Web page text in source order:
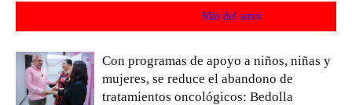
Más del autor
Con programas de apoyo a niños, niñas y
mujeres, se reduce el abandono de
tratamientos oncológicos: Bedolla